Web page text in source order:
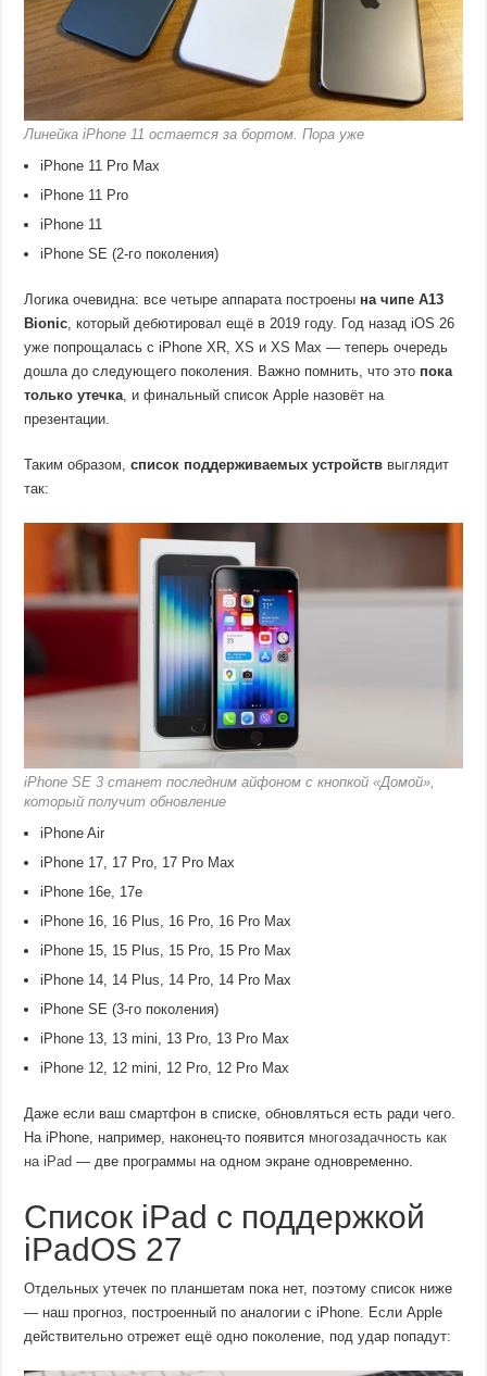
Линейка iPhone 11 остается за бортом. Пора уже
iPhone 11 Pro Max
iPhone 11 Pro
iPhone 11
iPhone SE (2-го поколения)
Логика очевидна: все четыре аппарата построены на чипе A13
Bionic , который дебютировал ещё в 2019 году. Год назад iOS 26
уже попрощалась с iPhone XR, XS и XS Max — теперь очередь
дошла до следующего поколения. Важно помнить, что это пока
только утечка , и финальный список Apple назовёт на
презентации.
Таким образом,список поддерживаемых устройств выглядит
так:
iPhone SE 3 станет последним айфоном с кнопкой «Домой»,
который получит обновление
iPhone Air
iPhone 17, 17 Pro, 17 Pro Max
iPhone 16e, 17e
iPhone 16, 16 Plus, 16 Pro, 16 Pro Max
iPhone 15, 15 Plus, 15 Pro, 15 Pro Max
iPhone 14, 14 Plus, 14 Pro, 14 Pro Max
iPhone SE (3-го поколения)
iPhone 13, 13 mini, 13 Pro, 13 Pro Max
iPhone 12, 12 mini, 12 Pro, 12 Pro Max
Даже если ваш смартфон в списке, обновляться есть ради чего.
На iPhone, например, наконец-то появится многозадачность как
на iPad — две программы на одном экране одновременно.
Список iPad с поддержкой
iPadOS 27
Отдельных утечек по планшетам пока нет, поэтому список ниже
— наш прогноз, построенный по аналогии с iPhone. Если Apple
действительно отрежет ещё одно поколение, под удар попадут: